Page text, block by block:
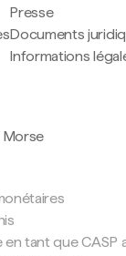
Presse
Documents
Informations
Morse
tant que CASP